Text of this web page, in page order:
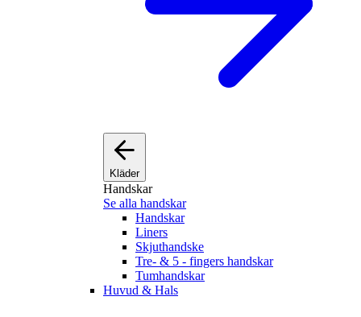
Kläder
Handskar
Se alla handskar
Handskar
Liners
Skjuthandske
Tre- & 5 - fingers handskar
Tumhandskar
Huvud & Hals